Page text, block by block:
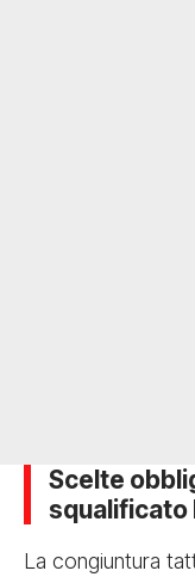
Scelte
squalificato
La congiuntura